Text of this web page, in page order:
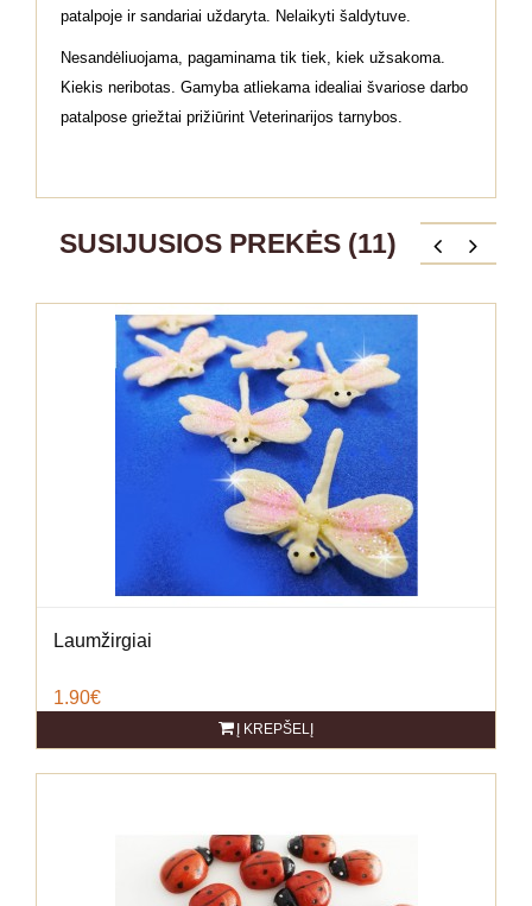
patalpoje ir sandariai uždaryta. Nelaikyti šaldytuve.
Nesandėliuojama, pagaminama tik tiek, kiek užsakoma.
Kiekis neribotas. Gamyba atliekama idealiai švariose darbo
patalpose griežtai prižiūrint Veterinarijos tarnybos.
SUSIJUSIOS PREKĖS (11)
Laumžirgiai
1.90€
Į KREPŠELĮ